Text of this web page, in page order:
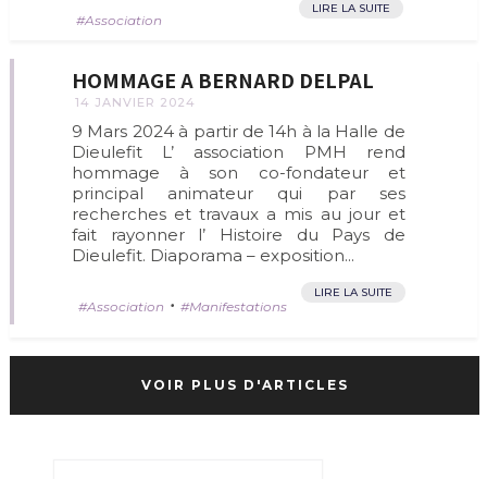
LIRE LA SUITE
Association
HOMMAGE A BERNARD DELPAL
14 JANVIER 2024
9 Mars 2024 à partir de 14h à la Halle de
Dieulefit L’ association PMH rend
hommage à son co-fondateur et
principal animateur qui par ses
recherches et travaux a mis au jour et
fait rayonner l’ Histoire du Pays de
Dieulefit. Diaporama – exposition...
LIRE LA SUITE
Association • Manifestations
VOIR PLUS D'ARTICLES